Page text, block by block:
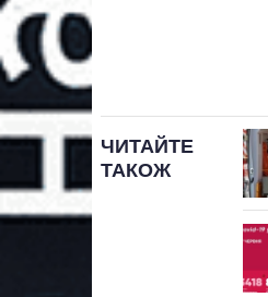
ЧИТАЙТЕ
ТАКОЖ